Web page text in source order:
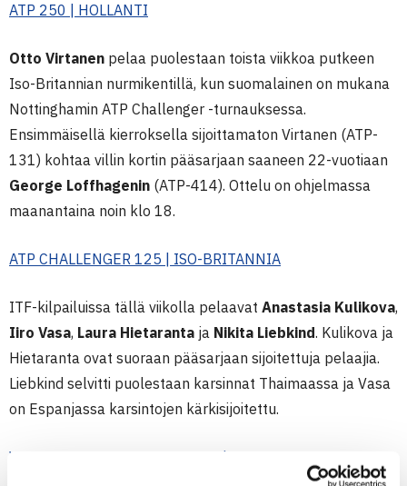
ATP 250 | HOLLANTI
Otto Virtanen pelaa puolestaan toista viikkoa putkeen
Iso-Britannian nurmikentillä, kun suomalainen on mukana
Nottinghamin ATP Challenger -turnauksessa.
Ensimmäisellä kierroksella sijoittamaton Virtanen (ATP-
131) kohtaa villin kortin pääsarjaan saaneen 22-vuotiaan
George Loffhagenin (ATP-414). Ottelu on ohjelmassa
maanantaina noin klo 18.
ATP CHALLENGER 125 | ISO-BRITANNIA
ITF-kilpailuissa tällä viikolla pelaavat Anastasia Kulikova,
Iiro Vasa, Laura Hietaranta ja Nikita Liebkind. Kulikova ja
Hietaranta ovat suoraan pääsarjaan sijoitettuja pelaajia.
Liebkind selvitti puolestaan karsinnat Thaimaassa ja Vasa
on Espanjassa karsintojen kärkisijoitettu.
W60 ITF WORLD TENNIS TOUR | ESPANJA